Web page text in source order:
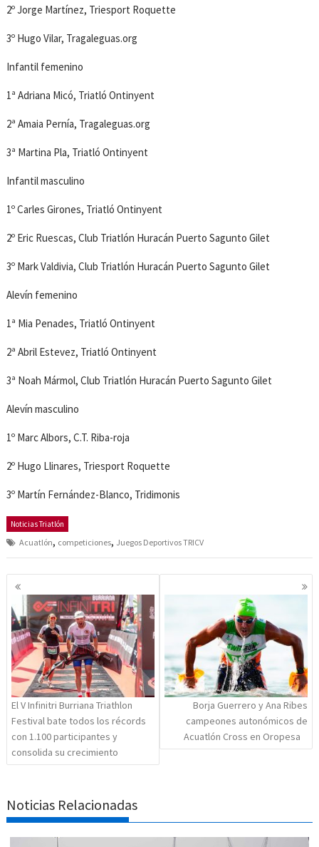
2º Jorge Martínez, Triesport Roquette
3º Hugo Vilar, Tragaleguas.org
Infantil femenino
1ª Adriana Micó, Triatló Ontinyent
2ª Amaia Pernía, Tragaleguas.org
3ª Martina Pla, Triatló Ontinyent
Infantil masculino
1º Carles Girones, Triatló Ontinyent
2º Eric Ruescas, Club Triatlón Huracán Puerto Sagunto Gilet
3º Mark Valdivia, Club Triatlón Huracán Puerto Sagunto Gilet
Alevín femenino
1ª Mia Penades, Triatló Ontinyent
2ª Abril Estevez, Triatló Ontinyent
3ª Noah Mármol, Club Triatlón Huracán Puerto Sagunto Gilet
Alevín masculino
1º Marc Albors, C.T. Riba-roja
2º Hugo Llinares, Triesport Roquette
3º Martín Fernández-Blanco, Tridimonis
Noticias Triatlón
Acuatlón, competiciones, Juegos Deportivos TRICV
Navegación
de
entradas
El V Infinitri Burriana Triathlon
Festival bate todos los récords
con 1.100 participantes y
consolida su crecimiento
Borja Guerrero y Ana Ribes
campeones autonómicos de
Acuatlón Cross en Oropesa
Noticias Relacionadas